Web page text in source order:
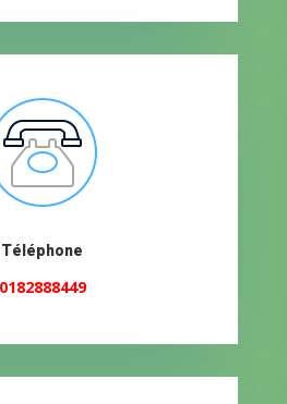
Téléphone
0182888449